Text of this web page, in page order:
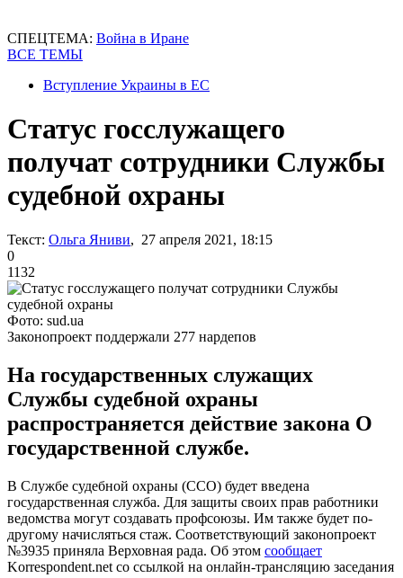
СПЕЦТЕМА: Война в Иране
ВСЕ ТЕМЫ
Вступление Украины в ЕС
Статус госслужащего
получат сотрудники Службы
судебной охраны
Текст: Ольга Яниви, 27 апреля 2021, 18:15
0
1132
Фото: sud.ua
Законопроект поддержали 277 нардепов
На государственных служащих
Службы судебной охраны
распространяется действие закона О
государственной службе.
В Службе судебной охраны (ССО) будет введена
государственная служба. Для защиты своих прав работники
ведомства могут создавать профсоюзы. Им также будет по-
другому начисляться стаж. Соответствующий законопроект
№3935 приняла Верховная рада. Об этом сообщает
Korrespondent.net со ссылкой на онлайн-трансляцию заседания